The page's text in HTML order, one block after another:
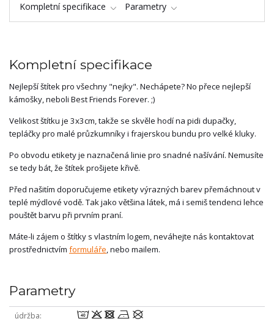
Kompletní specifikace Parametry
Kompletní specifikace
Nejlepší štítek pro všechny "nejky". Nechápete? No přece nejlepší
kámošky, neboli Best Friends Forever. ;)
Velikost štítku je 3x3cm, takže se skvěle hodí na pidi dupačky,
tepláčky pro malé průzkumníky i frajerskou bundu pro velké kluky.
Po obvodu etikety je naznačená linie pro snadné našívání. Nemusíte
se tedy bát, že štítek prošijete křivě.
Před našitím doporučujeme etikety výrazných barev přemáchnout v
teplé mýdlové vodě. Tak jako většina látek, má i semiš tendenci lehce
pouštět barvu při prvním praní.
Máte-li zájem o štítky s vlastním logem, neváhejte nás kontaktovat
prostřednictvím formuláře, nebo mailem.
Parametry
údržba 8odnU